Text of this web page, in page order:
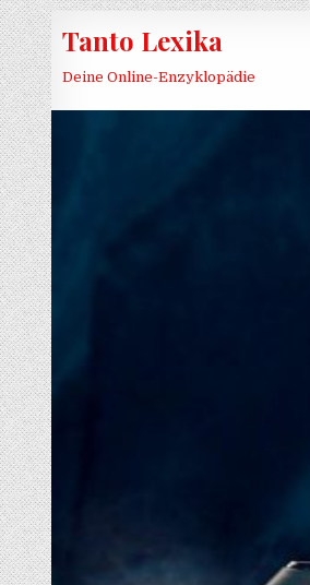
Skip to content
Tanto Lexika
Deine Online-Enzyklopädie